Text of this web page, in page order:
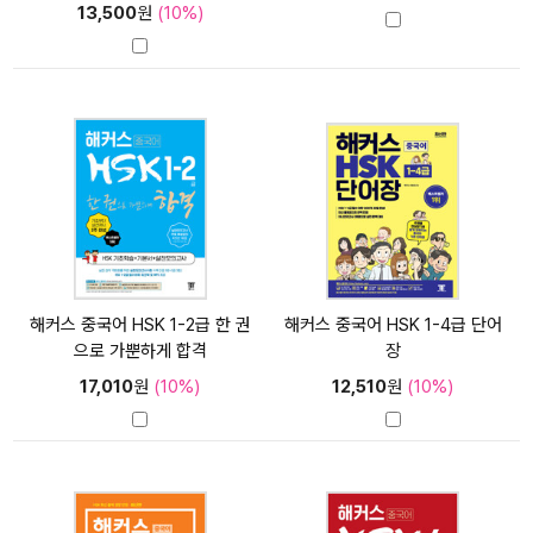
13,500원 (10%)
해커스 중국어 HSK 1-2급 한 권
으로 가뿐하게 합격
17,010원 (10%)
해커스 중국어 HSK 1-4급 단어
장
12,510원 (10%)